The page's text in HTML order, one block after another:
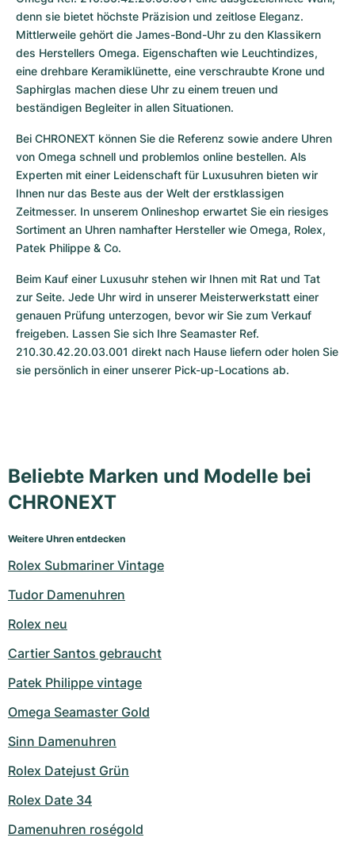
denn sie bietet höchste Präzision und zeitlose Eleganz.
Mittlerweile gehört die James-Bond-Uhr zu den Klassikern
des Herstellers Omega. Eigenschaften wie Leuchtindizes,
eine drehbare Keramiklünette, eine verschraubte Krone und
Saphirglas machen diese Uhr zu einem treuen und
beständigen Begleiter in allen Situationen.
Bei CHRONEXT können Sie die Referenz sowie andere Uhren
von Omega schnell und problemlos online bestellen. Als
Experten mit einer Leidenschaft für Luxusuhren bieten wir
Ihnen nur das Beste aus der Welt der erstklassigen
Zeitmesser. In unserem Onlineshop erwartet Sie ein riesiges
Sortiment an Uhren namhafter Hersteller wie Omega, Rolex,
Patek Philippe & Co.
Beim Kauf einer Luxusuhr stehen wir Ihnen mit Rat und Tat
zur Seite. Jede Uhr wird in unserer Meisterwerkstatt einer
genauen Prüfung unterzogen, bevor wir Sie zum Verkauf
freigeben. Lassen Sie sich Ihre Seamaster Ref.
210.30.42.20.03.001 direkt nach Hause liefern oder holen Sie
sie persönlich in einer unserer Pick-up-Locations ab.
Beliebte Marken und Modelle bei
CHRONEXT
Weitere Uhren entdecken
Rolex Submariner Vintage
Tudor Damenuhren
Rolex neu
Cartier Santos gebraucht
Patek Philippe vintage
Omega Seamaster Gold
Sinn Damenuhren
Rolex Datejust Grün
Rolex Date 34
Damenuhren roségold